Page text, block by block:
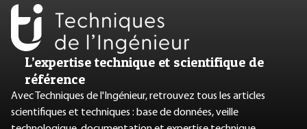
L’expertise technique et scientifique de
référence
Avec Techniques de l'Ingénieur, retrouvez tous les articles
scientifiques et techniques : base de données, veille